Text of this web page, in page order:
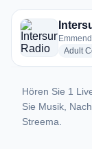
1 Radiosender
Adult
Hören Sie 1
Sie Musik,
Streema.